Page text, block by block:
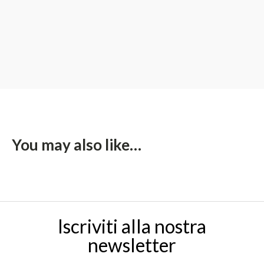
You may also like…
Iscriviti alla nostra
newsletter